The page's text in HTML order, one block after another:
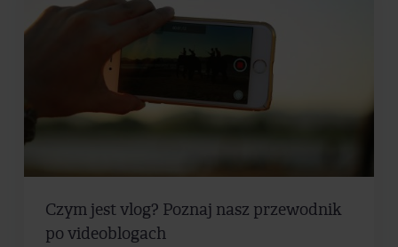
Czym jest vlog? Poznaj nasz przewodnik
po videoblogach